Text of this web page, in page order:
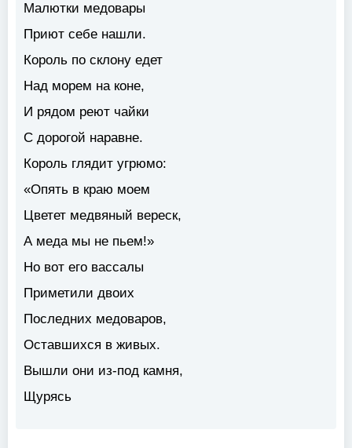
Малютки медовары
Приют себе нашли.
Король по склону едет
Над морем на коне,
И рядом реют чайки
С дорогой наравне.
Король глядит угрюмо:
«Опять в краю моем
Цветет медвяный вереск,
А меда мы не пьем!»
Но вот его вассалы
Приметили двоих
Последних медоваров,
Оставшихся в живых.
Вышли они из-под камня,
Щурясь